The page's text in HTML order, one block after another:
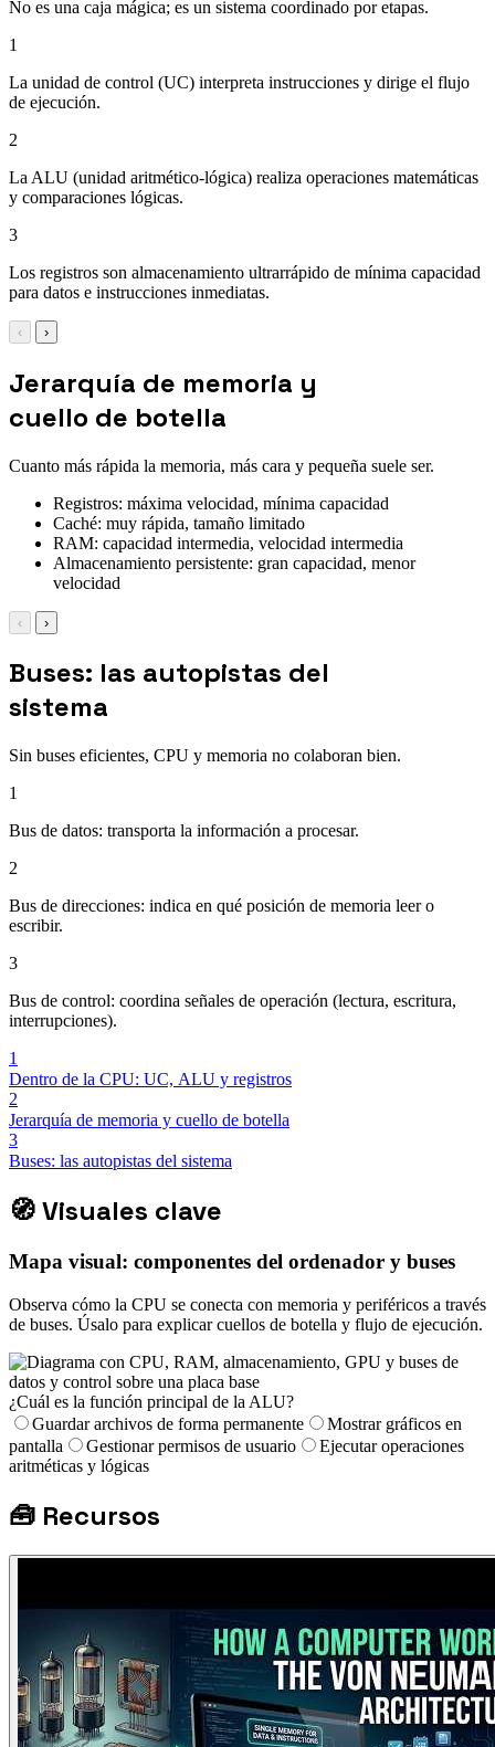
No es una caja mágica; es un sistema coordinado por etapas.
1
La unidad de control (UC) interpreta instrucciones y dirige el flujo
de ejecución.
2
La ALU (unidad aritmético-lógica) realiza operaciones matemáticas
y comparaciones lógicas.
3
Los registros son almacenamiento ultrarrápido de mínima capacidad
para datos e instrucciones inmediatas.
‹ ›
Jerarquía de memoria y
cuello de botella
Cuanto más rápida la memoria, más cara y pequeña suele ser.
Registros: máxima velocidad, mínima capacidad
Caché: muy rápida, tamaño limitado
RAM: capacidad intermedia, velocidad intermedia
Almacenamiento persistente: gran capacidad, menor
velocidad
‹ ›
Buses: las autopistas del
sistema
Sin buses eficientes, CPU y memoria no colaboran bien.
1
Bus de datos: transporta la información a procesar.
2
Bus de direcciones: indica en qué posición de memoria leer o
escribir.
3
Bus de control: coordina señales de operación (lectura, escritura,
interrupciones).
1
Dentro de la CPU: UC, ALU y registros
2
Jerarquía de memoria y cuello de botella
3
Buses: las autopistas del sistema
🧭Visuales clave
Mapa visual: componentes del ordenador y buses
Observa cómo la CPU se conecta con memoria y periféricos a través
de buses. Úsalo para explicar cuellos de botella y flujo de ejecución.
¿Cuál es la función principal de la ALU?
Guardar archivos de forma permanente
Mostrar gráficos en
pantalla
Gestionar permisos de usuario
Ejecutar operaciones
aritméticas y lógicas
🧰 Recursos